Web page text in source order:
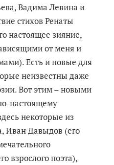
Вадима Левина и
стихов Ренаты
настоящее зияние,
от меня и
Есть и новые для
неизвестны даже
Вот этим – новыми
настоящему
некоторые из
Иван Давыдов (его
взрослого поэта),